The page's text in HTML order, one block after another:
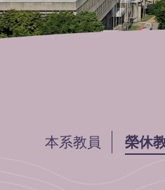
本系教員 榮休